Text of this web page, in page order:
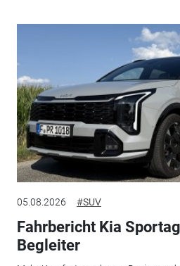
05.08.2026 #SUV
Fahrbericht Kia
Begleiter